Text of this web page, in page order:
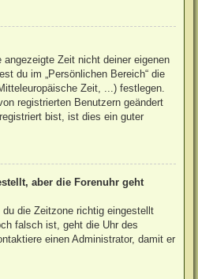
Zeit nicht deiner eigenen
du im „Persönlichen Bereich“ die
Zeit, ...) festlegen.
registrierten Benutzern geändert
bist, ist dies ein guter
aber die Forenuhr geht
die Zeitzone richtig eingestellt
falsch ist, geht die Uhr des
einen Administrator, damit er